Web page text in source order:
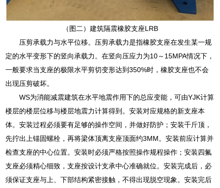
（图二）建筑隔震橡胶支座LRB
压剪承载力与水平位移。压剪承载力是指橡胶支座在发生某一规
定的水平变形下的竖向承载力。在竖向压应力为10～15MPA情况下，
一般要求当支座的极限水平剪切变形达到350%时，橡胶支座也不会
出现压剪破坏。
WS为消能减震建筑在水平地震作用下的总应变能，可由YJK计算
楼层的楼层位移与楼层地震力计算得到。安装对应规格的新支座本
体。安装过程必须要有足够的操作空间，并做好防护；安装千斤顶，
先拧出上锚固螺栓，再将梁体顶离支座顶面约3MM。安装前应计算并
检查支座的中心位置。安装时必须严格按照操作规程操作；安装四氟
支座必须精心细致，支座按设计支承中心准确就位。安装完成后，必
须保证支座与上、下部结构紧密接触，不得出现脱空现象。安装完后